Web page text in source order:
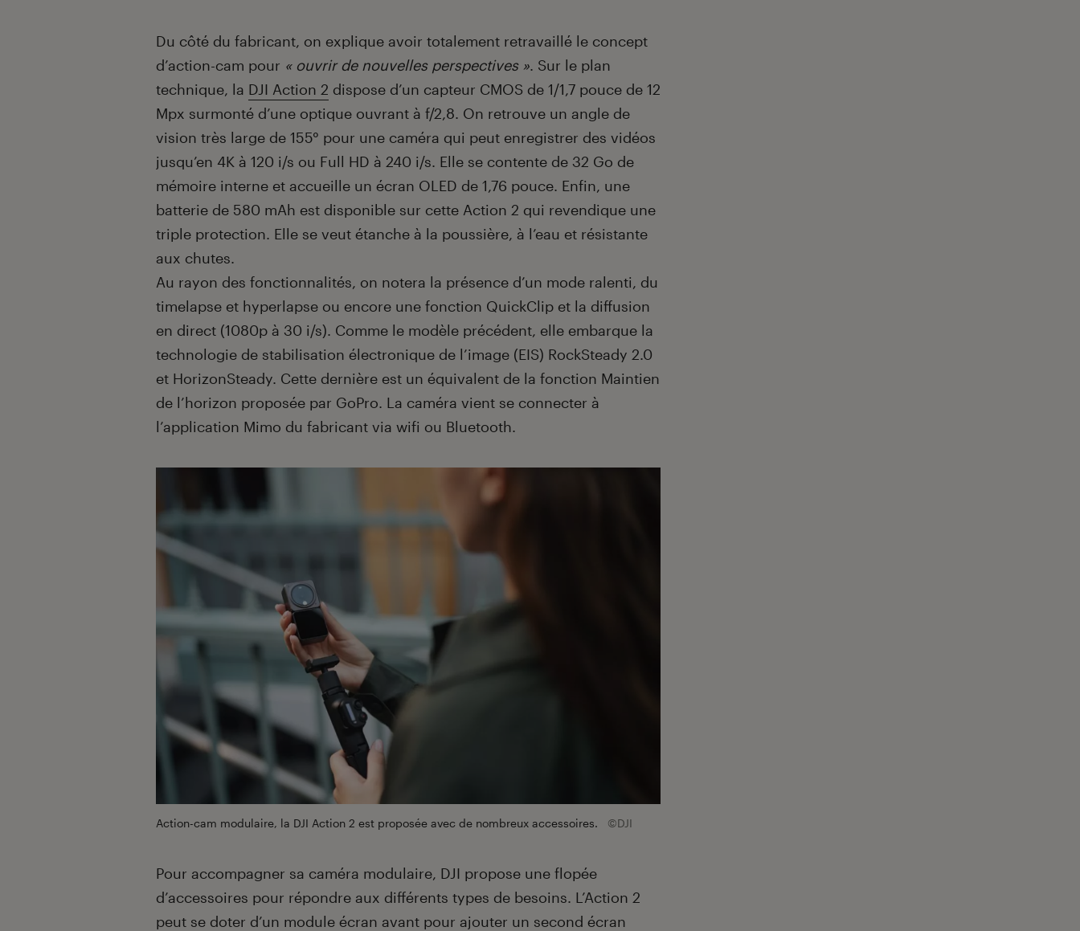
Du côté du fabricant, on explique avoir totalement retravaillé le concept
d’action-cam pour « ouvrir de nouvelles perspectives ». Sur le plan
technique, la DJI Action 2 dispose d’un capteur CMOS de 1/1,7 pouce de 12
Mpx surmonté d’une optique ouvrant à f/2,8. On retrouve un angle de
vision très large de 155° pour une caméra qui peut enregistrer des vidéos
jusqu’en 4K à 120 i/s ou Full HD à 240 i/s. Elle se contente de 32 Go de
mémoire interne et accueille un écran OLED de 1,76 pouce. Enfin, une
batterie de 580 mAh est disponible sur cette Action 2 qui revendique une
triple protection. Elle se veut étanche à la poussière, à l’eau et résistante
aux chutes.
Au rayon des fonctionnalités, on notera la présence d’un mode ralenti, du
timelapse et hyperlapse ou encore une fonction QuickClip et la diffusion
en direct (1080p à 30 i/s). Comme le modèle précédent, elle embarque la
technologie de stabilisation électronique de l’image (EIS) RockSteady 2.0
et HorizonSteady. Cette dernière est un équivalent de la fonction Maintien
de l’horizon proposée par GoPro. La caméra vient se connecter à
l’application Mimo du fabricant via wifi ou Bluetooth.
Action-cam modulaire, la DJI Action 2 est proposée avec de nombreux accessoires. ©DJI
Pour accompagner sa caméra modulaire, DJI propose une flopée
d’accessoires pour répondre aux différents types de besoins. L’Action 2
peut se doter d’un module écran avant pour ajouter un second écran